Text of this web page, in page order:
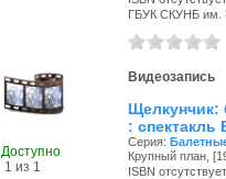
ГБУК СКУНБ
Доступно
1 из 1
Видеозапись
Щелкунчик:
: спектакль
Серия:
Крупный план,
ISBN отсутствует